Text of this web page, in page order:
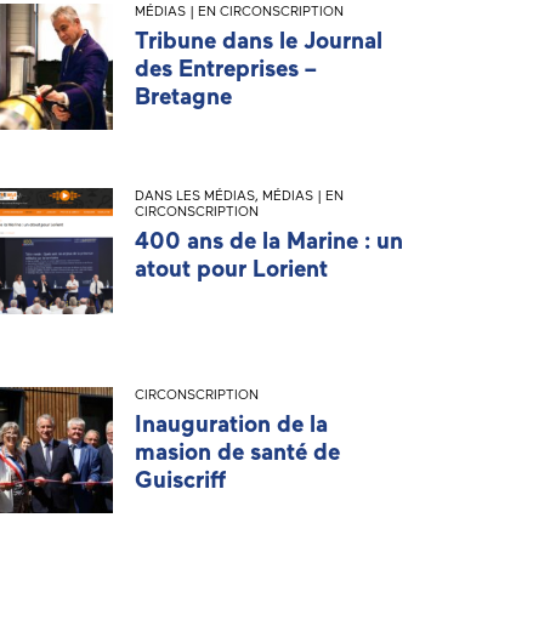
MÉDIAS | EN CIRCONSCRIPTION
Tribune dans le Journal
des Entreprises –
Bretagne
DANS LES MÉDIAS, MÉDIAS | EN
CIRCONSCRIPTION
400 ans de la Marine : un
atout pour Lorient
CIRCONSCRIPTION
Inauguration de la
masion de santé de
Guiscriff